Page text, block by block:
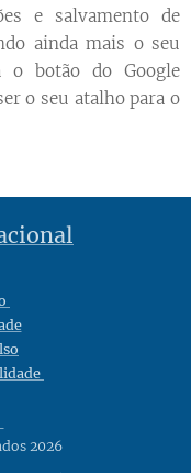
e salvamento de
ainda mais o seu
o botão do Google
o seu atalho para o
2026